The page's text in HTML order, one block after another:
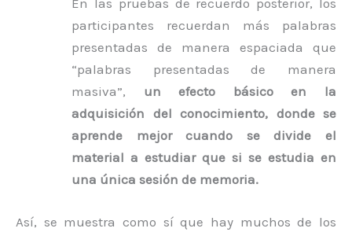
En las pruebas de recuerdo posterior, los
participantes recuerdan más palabras
presentadas de manera espaciada que
“palabras presentadas de manera
masiva”, un efecto básico en la
adquisición del conocimiento, donde se
aprende mejor cuando se divide el
material a estudiar que si se estudia en
una única sesión de memoria.
Así, se muestra como sí que hay muchos de los